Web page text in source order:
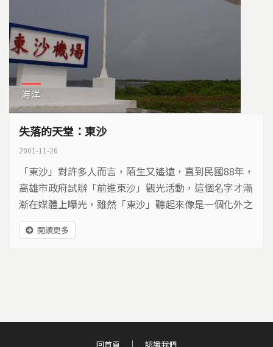
海洋
失落的天堂：東沙
2001-11-26
「東沙」對許多人而言，陌生又遙遠，直到民國88年，
高雄市政府試辦「前進東沙」觀光活動，這個名字才漸
漸在媒體上曝光，雖然「東沙」聽起來像是一個化外之
地，然而我們對這塊國土的利用，不但一絲沒有減少，
反而變本加厲。自古以來，這片沙是兵家必爭之地；這
閱讀更多
回首頁 認識我們